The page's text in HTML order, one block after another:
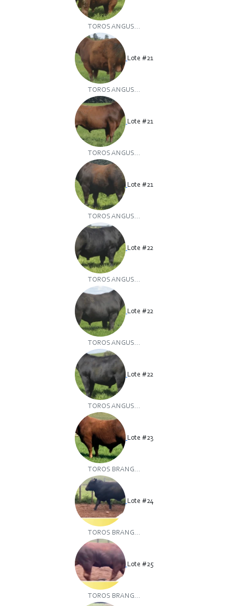
TOROS ANGUS...
Lote #21
TOROS ANGUS...
Lote #21
TOROS ANGUS...
Lote #21
TOROS ANGUS...
Lote #22
TOROS ANGUS...
Lote #22
TOROS ANGUS...
Lote #22
TOROS ANGUS...
Lote #23
TOROS BRANG...
Lote #24
TOROS BRANG...
Lote #25
TOROS BRANG...